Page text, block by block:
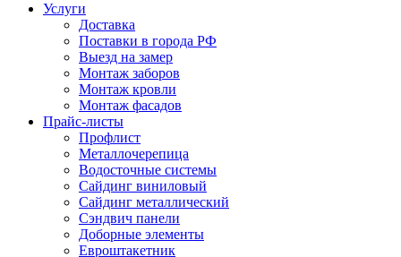
Услуги
Доставка
Поставки в города РФ
Выезд на замер
Монтаж заборов
Монтаж кровли
Монтаж фасадов
Прайс-листы
Профлист
Металлочерепица
Водосточные системы
Сайдинг виниловый
Сайдинг металлический
Сэндвич панели
Доборные элементы
Евроштакетник